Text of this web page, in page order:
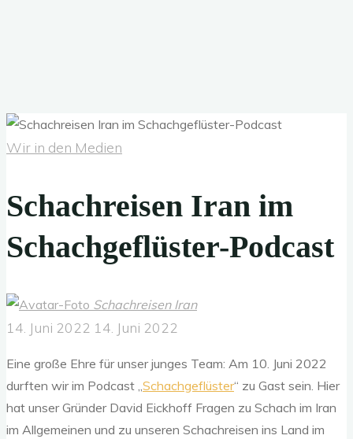
Wir in den Medien
Schachreisen Iran im
Schachgeflüster-Podcast
Schachreisen Iran
14. Juni 2022 14. Juni 2022
Eine große Ehre für unser junges Team: Am 10. Juni 2022
durften wir im Podcast „Schachgeflüster“ zu Gast sein. Hier
hat unser Gründer David Eickhoff Fragen zu Schach im Iran
im Allgemeinen und zu unseren Schachreisen ins Land im